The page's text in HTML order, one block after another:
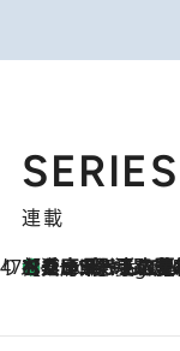
SERIES
連載
47都道府県の手みやげ ひんやりスイーツで夏
4 Hours Ago
【兵庫県】この夏絶対食べたい 冷やしておいしいおやつ3選 淡路島の恵みをジェラ